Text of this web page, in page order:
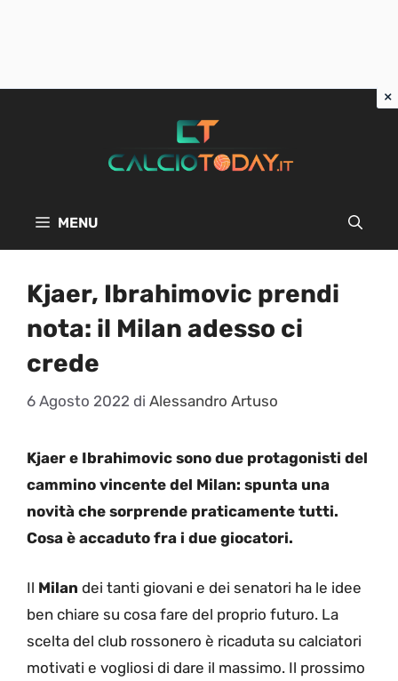
MENU
Kjaer, Ibrahimovic prendi
nota: il Milan adesso ci
crede
6 Agosto 2022 di Alessandro Artuso
Kjaer e Ibrahimovic sono due protagonisti del
cammino vincente del Milan: spunta una
novità che sorprende praticamente tutti.
Cosa è accaduto fra i due giocatori.
Il Milan dei tanti giovani e dei senatori ha le idee
ben chiare su cosa fare del proprio futuro. La
scelta del club rossonero è ricaduta su calciatori
motivati e vogliosi di dare il massimo. Il prossimo